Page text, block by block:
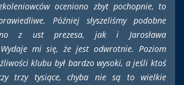
oceniono zbyt pochopnie, to
Później słyszeliśmy podobne
z ust prezesa, jak i Jarosława
Wydaje mi się, że jest odwrotnie. Poziom
klubu był bardzo wysoki, a jeśli ktoś
trzy tysiące, chyba nie są to wielkie